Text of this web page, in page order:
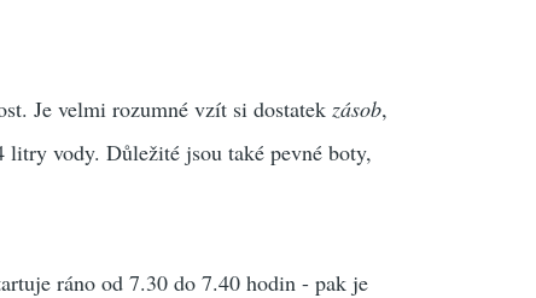
Je velmi rozumné vzít si dostatekzásob,
vody. Důležité jsou také pevné boty,
ráno od 7.30 do 7.40 hodin - pak je